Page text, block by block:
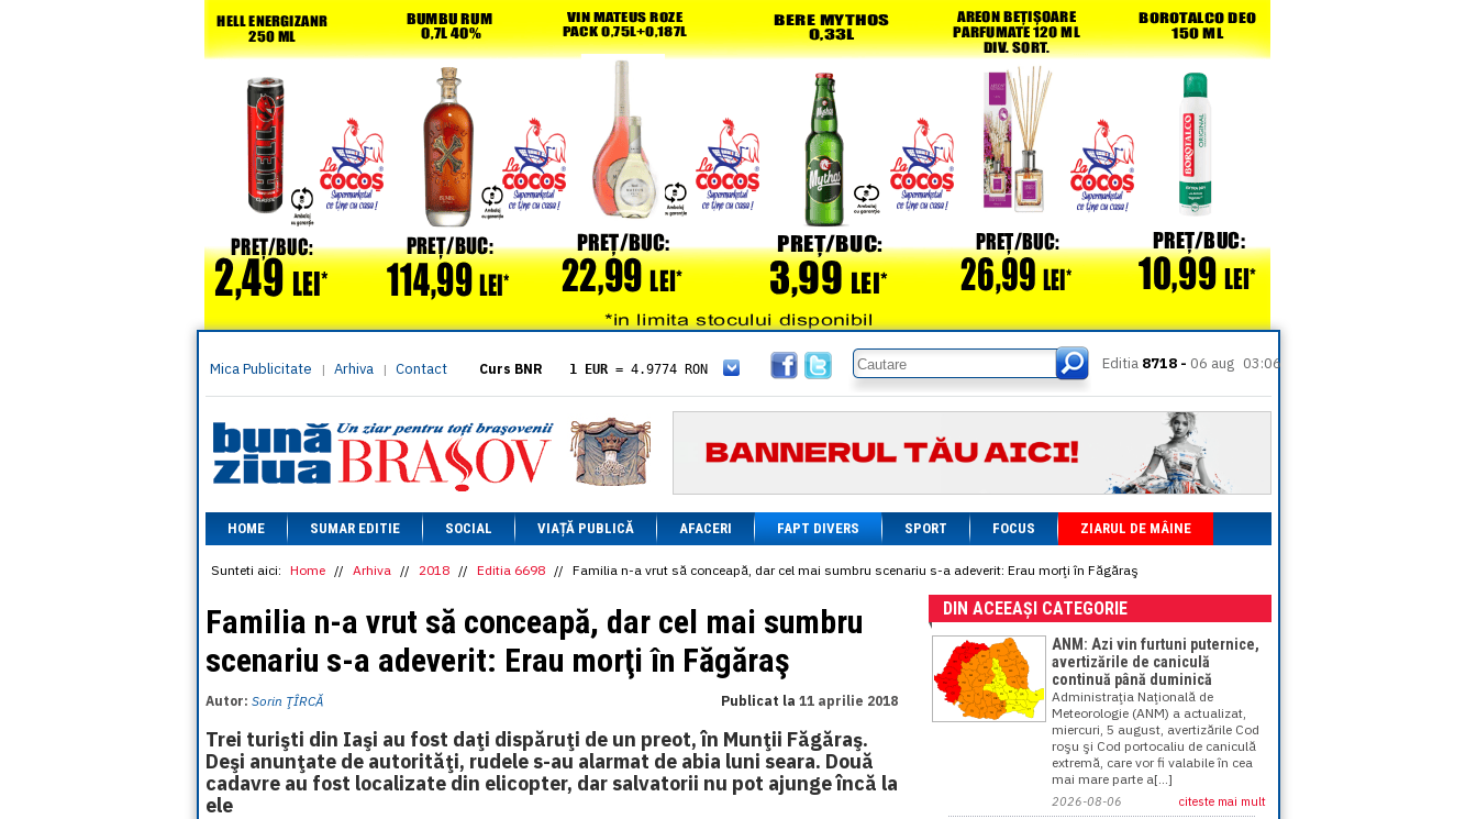
Mica Publicitate | Arhiva | Contact Curs BNR 1 EUR = 4.9774 RON
= 5.8304 RON
1 XAU= 464.4611 RON
1 AED= 1.1933 RON
1 AUD= 2.7957 RON
1 BGN= 2.5449 RON
1 CAD= 3.1559 RON
1 CHF= 5.2813 RON
1 CNY= 0.6015 RON
1 DKK
= 0.6668 RON
1 EGP = 0.0860 RON
= 1.2223 RON
1 INR= 0.0513 RON
1 MXN = 0.2227 RON
1 NOK= 0.4191 RON
1 NZD = 2.6097 RON
Editia 8718 - 06 aug 03:06
HOME SUMAR EDITIE SOCIAL VIAȚĂ PUBLICĂ AFACERI FAPT DIVERS SPORT FOCUS ZIARUL DE MÂINE
Sunteti aici: Home // Arhiva // 2018 // Editia 6698 // Familia n-a vrut să conceapă, dar cel mai sumbru scenariu s-a adeverit: Erau morţi în Făgăraş
Familia n-a vrut să conceapă, dar cel mai sumbru
scenariu s-a adeverit: Erau morţi în Făgăraş
Autor: Sorin ŢÎRCĂ Publicat la 11 aprilie 2018
Trei turişti din Iaşi au fost daţi dispăruţi de un preot, în Munţii Făgăraş.
Deşi anunţate de autorităţi, rudele s-au alarmat de abia luni seara. Două
cadavre au fost localizate din elicopter, dar salvatorii nu pot ajunge încă la
ele
DIN ACEEAȘI CATEGORIE
ANM: Azi vin furtuni puternice,
avertizările de caniculă
continuă până duminică
Administraţia Naţională de
Meteorologie (ANM) a actualizat,
miercuri, 5 august, avertizările Cod
roşu şi Cod portocaliu de caniculă
extremă, care vor fi valabile în cea
mai mare parte a[...]
2026-08-06 citeste mai mult